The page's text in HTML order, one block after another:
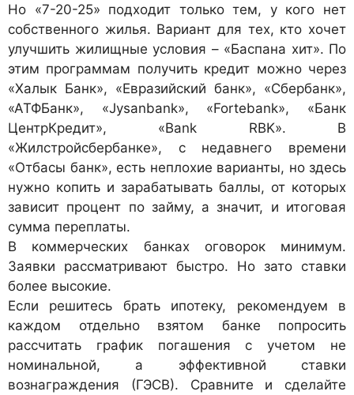
Но «7-20-25» подходит только тем, у кого нет
собственного жилья. Вариант для тех, кто хочет
улучшить жилищные условия – «Баспана хит». По
этим программам получить кредит можно через
«Халык Банк», «Евразийский банк», «Сбербанк»,
«АТФБанк», «Jysanbank», «Fortebank», «Банк
ЦентрКредит», «Bank RBK». В
«Жилстройсбербанке», с недавнего времени
«Отбасы банк», есть неплохие варианты, но здесь
нужно копить и зарабатывать баллы, от которых
зависит процент по займу, а значит, и итоговая
сумма переплаты.
В коммерческих банках оговорок минимум.
Заявки рассматривают быстро. Но зато ставки
более высокие.
Если решитесь брать ипотеку, рекомендуем в
каждом отдельно взятом банке попросить
рассчитать график погашения с учетом не
номинальной, а эффективной ставки
вознаграждения (ГЭСВ). Сравните и сделайте